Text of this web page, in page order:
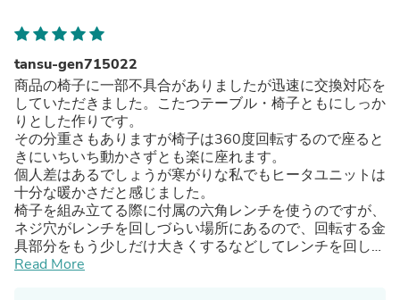
tansu-gen715022
商品の椅子に一部不具合がありましたが迅速に交換対応を
していただきました。こたつテーブル・椅子ともにしっか
りとした作りです。
その分重さもありますが椅子は360度回転するので座ると
きにいちいち動かさずとも楽に座れます。
個人差はあるでしょうが寒がりな私でもヒータユニットは
十分な暖かさだと感じました。
椅子を組み立てる際に付属の六角レンチを使うのですが、
ネジ穴がレンチを回しづらい場所にあるので、回転する金
具部分をもう少しだけ大きくするなどしてレンチを回しや
すくしたら組み立てやすいのではないかと思いました。
Read More